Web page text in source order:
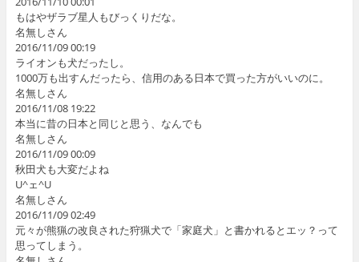
もはやザラブ星人もびっくりだな。
名無しさん
2016/11/09 00:19
ライオンも犬だったし。
1000万も出すんだったら、信用のある日本で買った方がいいのに。
名無しさん
2016/11/08 19:22
本当に昔の日本と同じと思う、なんでも
名無しさん
2016/11/09 00:09
秋田犬も大変だよね
U^ェ^U
名無しさん
2016/11/09 02:49
元々が熊猟の改良された狩猟犬で「家庭犬」と書かれるとエッ？って
思ってしまう。